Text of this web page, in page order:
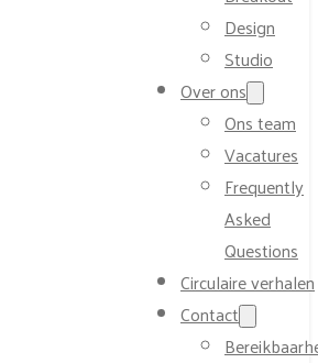
Design
Studio
Over ons
Ons team
Vacatures
Frequently
Asked
Questions
Circulaire verhalen
Contact